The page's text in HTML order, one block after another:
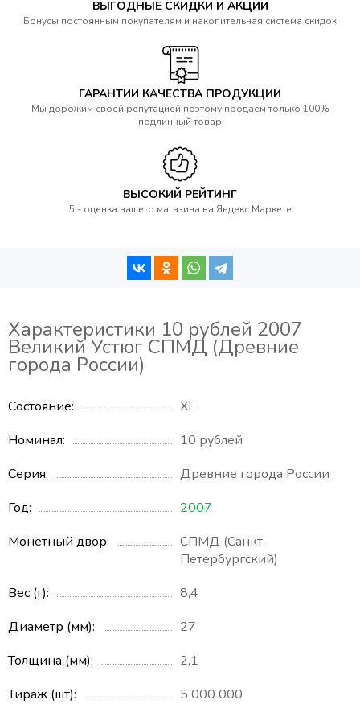
ВЫГОДНЫЕ СКИДКИ И АКЦИИ
Бонусы постоянным покупателям и накопительная система скидок
ГАРАНТИИ КАЧЕСТВА ПРОДУКЦИИ
Мы дорожим своей репутацией поэтому продаем только 100%
подлинный товар
ВЫСОКИЙ РЕЙТИНГ
5 - оценка нашего магазина на Яндекс.Маркете
Характеристики 10 рублей 2007
Великий Устюг СПМД (Древние
города России)
Состояние
XF
Номинал
10 рублей
Серия
Древние города России
Год
2007
Монетный двор
СПМД (Санкт-
Петербургский)
Вес (г)
8,4
Диаметр (мм)
27
Толщина (мм)
2,1
Тираж (шт)
5 000 000